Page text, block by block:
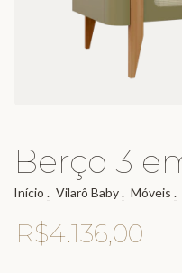
Berço 3
Início . Vilarô Baby. Móveis .
R$4.136,00